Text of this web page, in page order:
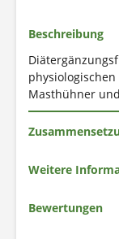
Beschreibung
Masthühner
Weitere
Bewertungen